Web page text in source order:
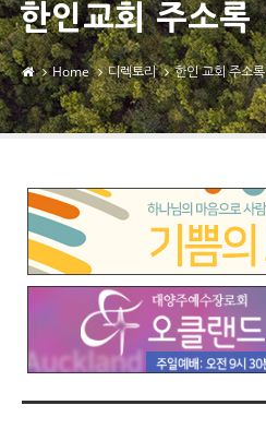
한인교회 주소록
Home 디렉토리 한인 교회 주소록